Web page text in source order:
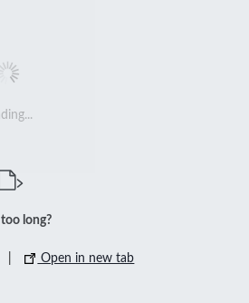
too long?
Open in new tab